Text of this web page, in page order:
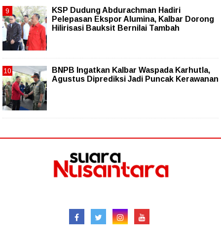
KSP Dudung Abdurachman Hadiri
Pelepasan Ekspor Alumina, Kalbar Dorong
Hilirisasi Bauksit Bernilai Tambah
BNPB Ingatkan Kalbar Waspada Karhutla,
Agustus Diprediksi Jadi Puncak Kerawanan